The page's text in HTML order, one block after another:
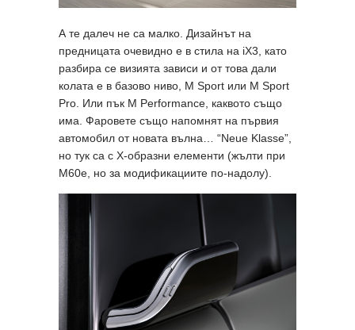
А те далеч не са малко. Дизайнът на
предницата очевидно е в стила на iX3, като
разбира се визията зависи и от това дали
колата е в базово ниво, M Sport или M Sport
Pro. Или пък M Performance, каквото също
има. Фаровете също напомнят на първия
автомобил от новата вълна… “Neue Klasse”,
но тук са с X-образни елементи (жълти при
M60е, но за модификациите по-надолу).